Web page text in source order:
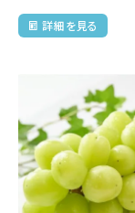
詳細を見る